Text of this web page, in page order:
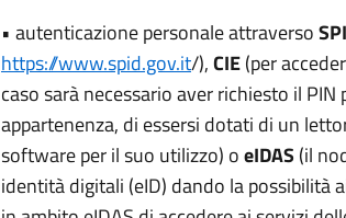
• autenticazione personale attraverso
https://www.spid.gov.it/),CIE(per
caso sarà necessario aver richiesto il
appartenenza, di essersi dotati di un
software per il suo utilizzo) oeIDAS (il
identità digitali (eID) dando la possibilità